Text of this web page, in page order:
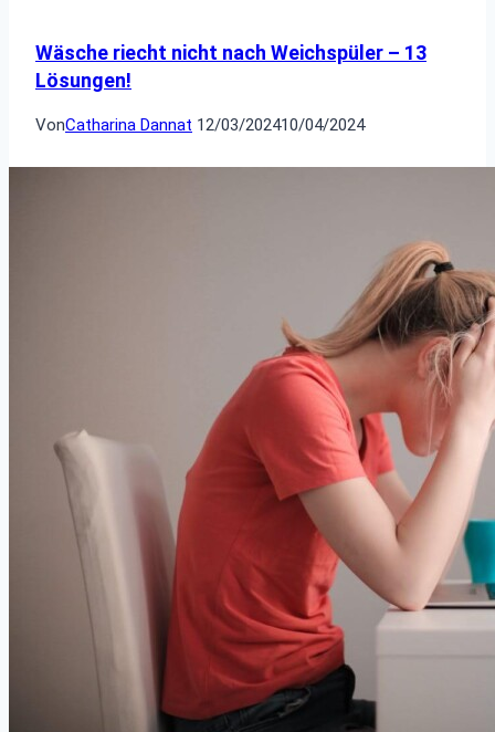
Wäsche riecht nicht nach Weichspüler – 13
Lösungen!
VonCatharina Dannat 12/03/202410/04/2024